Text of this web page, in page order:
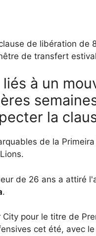
de libération
de transfert
à un
la
de la
de 26 ans a attiré
.
pour le titre de
cet été, avec